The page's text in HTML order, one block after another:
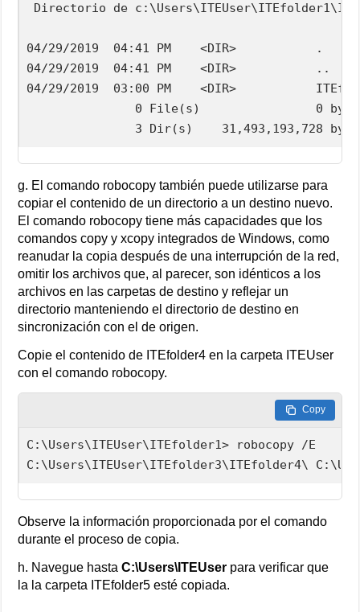
Directorio de
04/29/2019  04:41 PM    <DIR>           .
04/29/2019  04:41 PM    <DIR>           ..
04/29/2019  03:00 PM    <DIR>
0 File(s)                0
3 Dir(s)    31,493,193,728
g. El comando robocopy también puede utilizarse para
copiar el contenido de un directorio a un destino nuevo.
El comando robocopy tiene más capacidades que los
comandos copy y xcopy integrados de Windows, como
reanudar la copia después de una interrupción de la red,
omitir los archivos que, al parecer, son idénticos a los
archivos en las carpetas de destino y reflejar un
directorio manteniendo el directorio de destino en
sincronización con el de origen.
Copie el contenido de ITEfolder4 en la carpeta ITEUser
con el comando robocopy.
Copy
C:\Users\ITEUser\ITEfolder1> robocopy /E
C:\Users\ITEUser\ITEfolder3\ITEfolder4\
Observe la información proporcionada por el comando
durante el proceso de copia.
h. Navegue hastaC:\Users\ITEUser para verificar que
la la carpeta ITEfolder5 esté copiada.